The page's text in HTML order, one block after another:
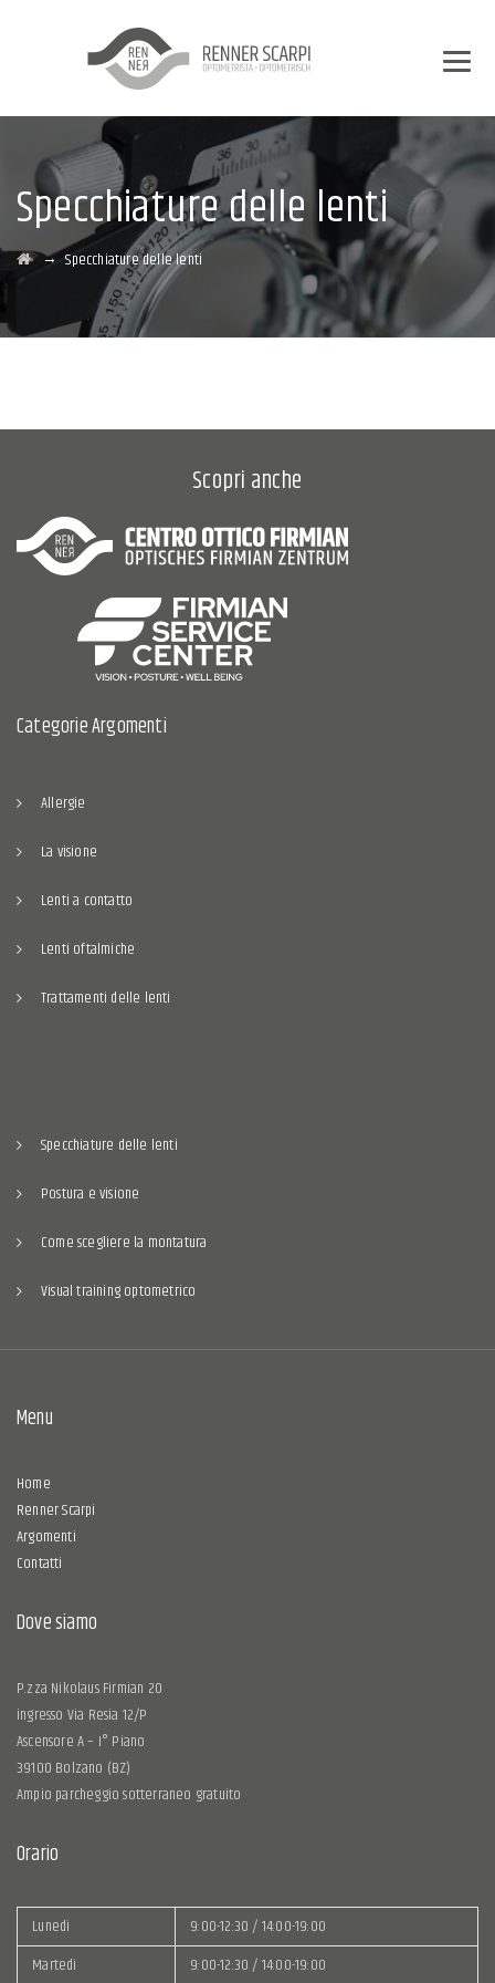
Specchiature delle lenti
→ Specchiature delle lenti
Scopri anche
Categorie Argomenti
Allergie
La visione
Lenti a contatto
Lenti oftalmiche
Trattamenti delle lenti
Specchiature delle lenti
Postura e visione
Come scegliere la montatura
Visual training optometrico
Menu
Home
Renner Scarpi
Argomenti
Contatti
Dove siamo
P.zza Nikolaus Firmian 20
ingresso Via Resia 12/P
Ascensore A – I° Piano
39100 Bolzano (BZ)
Ampio parcheggio sotterraneo gratuito
Orario
Lunedì
9:00-12:30 / 14:00-19:00
Martedì
9:00-12:30 / 14:00-19:00